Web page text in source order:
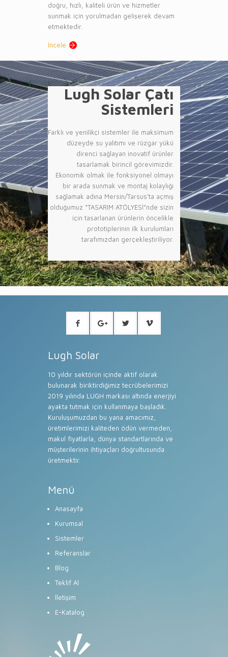
doğru, hızlı, kaliteli ürün ve hizmetler
sunmak için yorulmadan gelişerek devam
etmektedir.
İncele
Lugh Solar Çatı
Sistemleri
Farklı ve yenilikçi sistemler ile maksimum
düzeyde su yalıtımı ve rüzgar yükü
direnci sağlayan inovatif ürünler
tasarlamak birincil görevimizdir.
Ekonomik olmak ile fonksiyonel olmayı
bir arada sunmak ve montaj kolaylığı
sağlamak adına Mersin/Tarsus’ta açmış
olduğumuz “TASARIM ATÖLYESİ”nde sizin
için tasarlanan ürünlerin öncelikle
prototiplerinin ilk kurulumları
tarafımızdan gerçekleştiriliyor.
Lugh Solar
10 yıldır sektörün içinde aktif olarak
bulunarak biriktirdiğimiz tecrübelerimizi
2019 yılında LUGH markası altında enerjiyi
ayakta tutmak için kullanmaya başladık.
Kuruluşumuzdan bu yana amacımız,
üretimlerimizi kaliteden ödün vermeden,
makul fiyatlarla, dünya standartlarında ve
müşterilerinin ihtiyaçları doğrultusunda
üretmektir.
Menü
Anasayfa
Kurumsal
Sistemler
Referanslar
Blog
Teklif Al
İletişim
E-Katalog